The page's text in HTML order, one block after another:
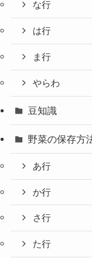
な行
は行
ま行
やらわ
豆知識
野菜の保存方
あ行
か行
さ行
た行